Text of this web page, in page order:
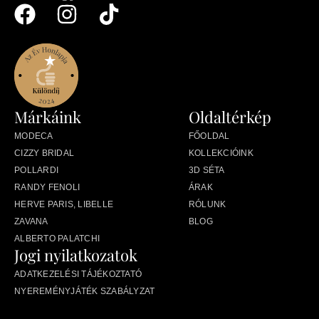
Oldaltérkép
FŐOLDAL
KOLLEKCIÓINK
3D SÉTA
ÁRAK
RÓLUNK
BLOG
Márkáink
MODECA
CIZZY BRIDAL
POLLARDI
RANDY FENOLI
HERVE PARIS, LIBELLE
ZAVANA
ALBERTO PALATCHI
Jogi nyilatkozatok
ADATKEZELÉSI TÁJÉKOZTATÓ
NYEREMÉNYJÁTÉK SZABÁLYZAT